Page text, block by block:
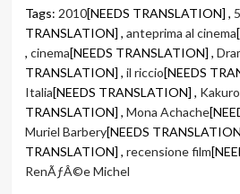
Tags: 2010[NEEDS TRANSLATION] ,
TRANSLATION] , anteprima al cinema
, cinema[NEEDS TRANSLATION] ,
TRANSLATION] , il riccio[NEEDS
Italia[NEEDS TRANSLATION] ,
TRANSLATION] , Mona Achache
Muriel Barbery[NEEDS
TRANSLATION] , recensione film
RenÃƒÂ©e Michel